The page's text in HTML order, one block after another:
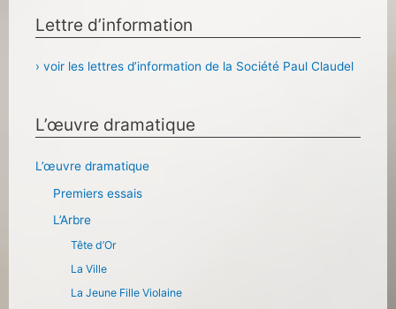
Lettre d’information
› voir les lettres d’information de la Société Paul Claudel
L’œuvre dramatique
L’œuvre dramatique
Premiers essais
L’Arbre
Tête d’Or
La Ville
La Jeune Fille Violaine